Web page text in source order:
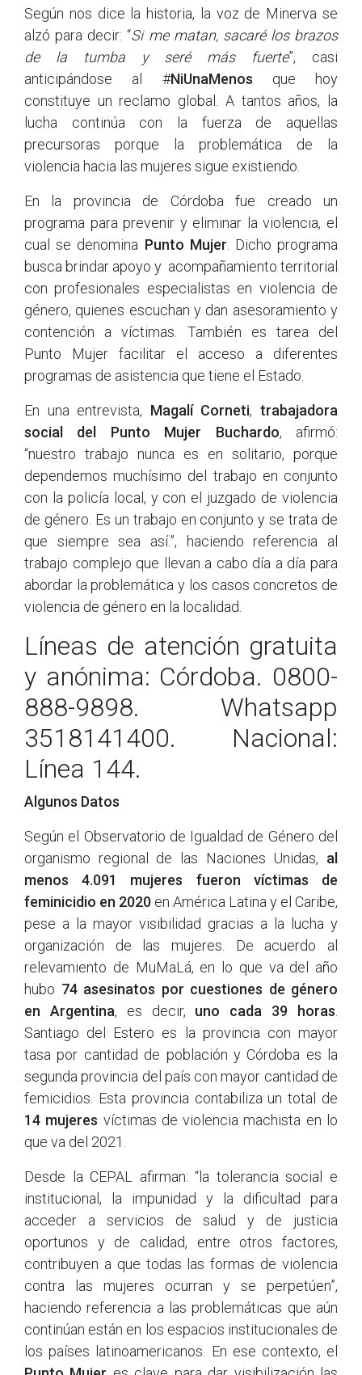
Según nos dice la historia, la voz de Minerva se
alzó para decir: “Si me matan, sacaré los brazos
de la tumba y seré más fuerte”, casi
anticipándose al #NiUnaMenos que hoy
constituye un reclamo global. A tantos años, la
lucha continúa con la fuerza de aquellas
precursoras porque la problemática de la
violencia hacia las mujeres sigue existiendo.
En la provincia de Córdoba fue creado un
programa para prevenir y eliminar la violencia, el
cual se denomina Punto Mujer . Dicho programa
busca brindar apoyo y acompañamiento territorial
con profesionales especialistas en violencia de
género, quienes escuchan y dan asesoramiento y
contención a víctimas. También es tarea del
Punto Mujer facilitar el acceso a diferentes
programas de asistencia que tiene el Estado.
En una entrevista, Magalí Corneti,trabajadora
social del Punto Mujer Buchardo, afirmó:
“nuestro trabajo nunca es en solitario, porque
dependemos muchísimo del trabajo en conjunto
con la policía local, y con el juzgado de violencia
de género. Es un trabajo en conjunto y se trata de
que siempre sea así.”, haciendo referencia al
trabajo complejo que llevan a cabo día a día para
abordar la problemática y los casos concretos de
violencia de género en la localidad.
Líneas de atención gratuita
y anónima: Córdoba. 0800-
888-9898. Whatsapp
3518141400. Nacional:
Línea 144.
Algunos Datos
Según el Observatorio de Igualdad de Género del
organismo regional de las Naciones Unidas, al
menos 4.091 mujeres fueron víctimas de
feminicidio en 2020 en América Latina y el Caribe,
pese a la mayor visibilidad gracias a la lucha y
organización de las mujeres. De acuerdo al
relevamiento de MuMaLá, en lo que va del año
hubo 74 asesinatos por cuestiones de género
en Argentina, es decir, uno cada 39 horas
Santiago del Estero es la provincia con mayor
tasa por cantidad de población y Córdoba es la
segunda provincia del país con mayor cantidad de
femicidios. Esta provincia contabiliza un total de
14 mujeres víctimas de violencia machista en lo
que va del 2021.
Desde la CEPAL afirman: “la tolerancia social e
institucional, la impunidad y la dificultad para
acceder a servicios de salud y de justicia
oportunos y de calidad, entre otros factores,
contribuyen a que todas las formas de violencia
contra las mujeres ocurran y se perpetúen”,
haciendo referencia a las problemáticas que aún
continúan están en los espacios institucionales de
los países latinoamericanos. En ese contexto, el